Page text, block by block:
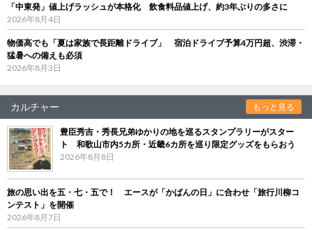
「中東発」値上げラッシュが本格化 飲食料品値上げ、約3年ぶりの多さに
2026年8月4日
物価高でも「夏は家族で長距離ドライブ」 宿泊ドライブ予算4万円超、渋滞・
猛暑への備えも必須
2026年8月3日
カルチャー もっと見る
豊臣秀吉・秀長兄弟ゆかりの地を巡るスタンプラリーがスター
ト 和歌山市内5カ所・近畿6カ所を巡り限定グッズをもらおう
2026年8月8日
旅の思い出を五・七・五で！ エースが「かばんの日」に合わせ「旅行川柳コ
ンテスト」を開催
2026年8月7日